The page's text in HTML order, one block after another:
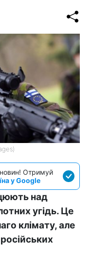
Отримуй
у Google
над
угідь. Це
клімату, але